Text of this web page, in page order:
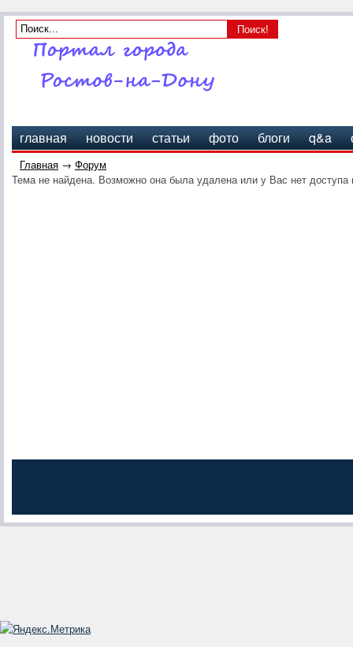
главная новости статьи фото блоги q&a
Главная → Форум
Тема не найдена. Возможно она была удалена или у Вас нет доступа